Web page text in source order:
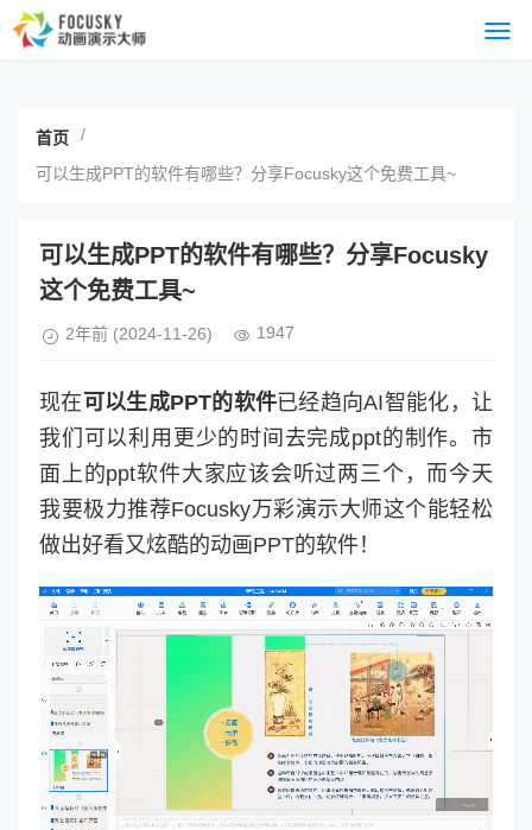
首页 /
可以生成PPT的软件有哪些？分享Focusky这个免费工具~
可以生成PPT的软件有哪些？分享Focusky
这个免费工具~
2年前 (2024-11-26) 1947
现在 可以生成PPT的软件已经趋向AI智能化，让
我们可以利用更少的时间去完成ppt的制作。市
面上的ppt软件大家应该会听过两三个，而今天
我要极力推荐Focusky万彩演示大师这个能轻松
做出好看又炫酷的动画PPT的软件！